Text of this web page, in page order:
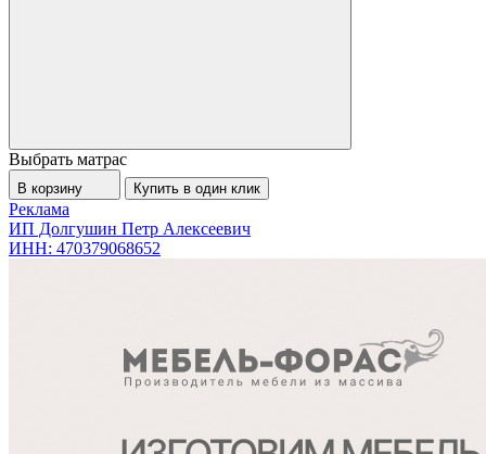
Выбрать матрас
В корзину Купить в один клик
Реклама
ИП Долгушин Петр Алексеевич
ИНН: 470379068652